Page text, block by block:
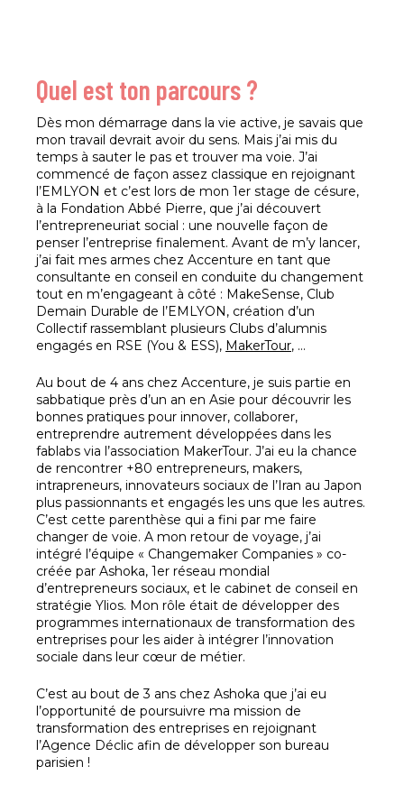
Quel est ton parcours ?
Dès mon démarrage dans la vie active, je savais que
mon travail devrait avoir du sens. Mais j’ai mis du
temps à sauter le pas et trouver ma voie. J’ai
commencé de façon assez classique en rejoignant
l’EMLYON et c’est lors de mon 1er stage de césure,
à la Fondation Abbé Pierre, que j’ai découvert
l’entrepreneuriat social : une nouvelle façon de
penser l’entreprise finalement. Avant de m’y lancer,
j’ai fait mes armes chez Accenture en tant que
consultante en conseil en conduite du changement
tout en m’engageant à côté : MakeSense, Club
Demain Durable de l’EMLYON, création d’un
Collectif rassemblant plusieurs Clubs d’alumnis
engagés en RSE (You & ESS), MakerTour, …
Au bout de 4 ans chez Accenture, je suis partie en
sabbatique près d’un an en Asie pour découvrir les
bonnes pratiques pour innover, collaborer,
entreprendre autrement développées dans les
fablabs via l’association MakerTour. J’ai eu la chance
de rencontrer +80 entrepreneurs, makers,
intrapreneurs, innovateurs sociaux de l’Iran au Japon
plus passionnants et engagés les uns que les autres.
C’est cette parenthèse qui a fini par me faire
changer de voie. A mon retour de voyage, j’ai
intégré l’équipe « Changemaker Companies » co-
créée par Ashoka, 1er réseau mondial
d’entrepreneurs sociaux, et le cabinet de conseil en
stratégie Ylios. Mon rôle était de développer des
programmes internationaux de transformation des
entreprises pour les aider à intégrer l’innovation
sociale dans leur cœur de métier.
C’est au bout de 3 ans chez Ashoka que j’ai eu
l’opportunité de poursuivre ma mission de
transformation des entreprises en rejoignant
l’Agence Déclic afin de développer son bureau
parisien !